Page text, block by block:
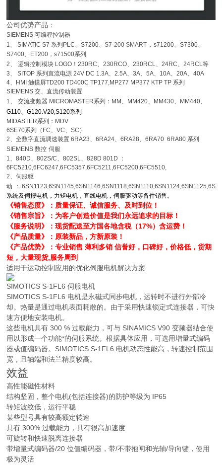
公司优势产品：
SIEMENS可编程控制器
1、 SIMATIC S7 系列 PLC、S7200、S7-200 SMART ，s71200、S7300、
S7400、
ET200，s71500系列
2、 逻辑控制模块 LOGO ！230RC、230RCO、230RCL、24RC、24RCL等
3、 SITOP 系列直流电源 24V DC 1.3A、2.5A、3A、5A、 10A、20A、40A
4、 HMI触摸屏TD200 TD400C TP177,MP277 MP377 KTP TP 系列
SIEMENS交、直流传动装置
1、 交流变频器 MICROMASTER系列： MM 、 MM420、 MM430、 MM440、
G110、G120.V20,S120系列
MIDASTER系列： MDV
6SE70系列（ FC、VC、SC ）
2、全数字直流调速装置 6RA23、6RA24、6RA28、6RA70 6RA80 系列
SIEMENS数控 伺服
1、840D、802S/C、802SL、828D 801D
：
6FC5210,6FC6247,6FC5357,6FC5211,6FC5200,6FC5510,
2、伺服驱
动
：
系统及伺报电机，力矩电机，直线电机，伺服驱动等备件销售。
《销售态度》：质量保证、诚信服务、及时到位！
《销售宗旨》：为客户创造价值是我们永远追求的目标！
《服务说明》：现货配送至方国各地含税（17%）含运费！
《产品质量》：原装新品，方新原装！
《产品优势》：专业销售 薄利多销 信誉好，口碑好，价格低，货期
短，大量现货,服务周到
适用于运动控制应用的优化伺服电机解决方案
SIMOTICS S-1FL6 伺服电机
SIMOTICS S-1FL6 电机是永磁式同步电机，运转时不进行外部冷
却。热量是通过电机表面耗散的。由于采用快速锁定式连接器，可快
速方便地安装电机。
这些电机具有 300 % 过载能力，可与 SINAMICS V90 变频器结合使
用以形成一个功能*的伺服系统。根据具体应用，可选用增量式编码
器或值编码器。SIMOTICS S-1FL6 电机动态性能高，转速控制范围
宽，且轴端和法兰精度较高。
效益
高性能磁性材料
结构坚固，整个电机(包括连接器)的防护等级为 IP65
转矩波纹低，运行平稳
某些型号具有较高额定转速
具有 300% 过载能力，具有很高加速度
可旋转和快速脱离连接器
带增量式编码器/20 位值编码器，带/不带抱闸和光轴/导向键，使用
极为灵活